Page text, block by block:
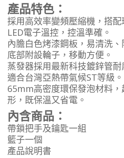
產品特色：
採用高效率變頻壓縮機，搭配
LED電子溫控，控溫準確。
內膽白色烤漆鋼板，易清洗、
底部附設輪子，移動方便。
蒸發器採用最新科技鍍鋅管耐
適合台灣亞熱帶氣候ST等級。
65mm高密度環保發泡材料
形，既保溫又省電。
內含商品：
帶鎖把手及鑰匙一組
籃子一個
產品說明書